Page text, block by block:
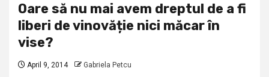
Oare să nu mai avem dreptul de a fi
liberi de vinovăție nici măcar în
vise?
April 9, 2014 Gabriela Petcu